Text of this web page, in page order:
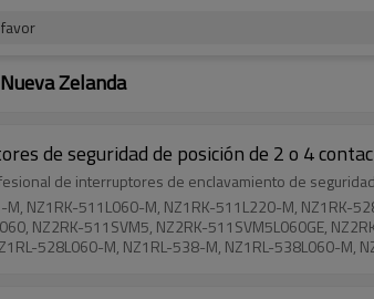
Zelanda
de seguridad de posición de 2 o 4
de interruptores de enclavamiento de
NZ1RK-511L060-M, NZ1RK-511L220-M, NZ1RK-
NZ2RK-511SVM5, NZ2RK-511SVM5L060GE,
528L060-M, NZ1RL-538-M, NZ1RL-538L060-M,